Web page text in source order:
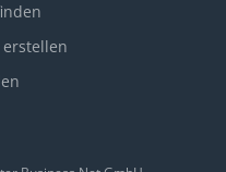
erstellen